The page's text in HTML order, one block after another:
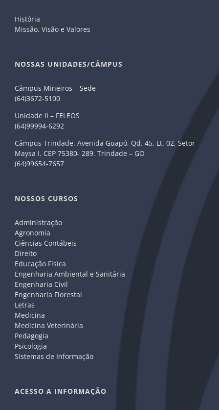
História
Missão, Visão e Valores
NOSSAS UNIDADES/CÂMPUS
Câmpus Mineiros – Sede
(64)3672-5100
Unidade II – FELEOS
(64)99994-6292
Câmpus Trindade. Avenida Guapó, Qd. 45, Lt. 02, Setor
Maysa I. CEP 75380- 289. Trindade – GO
(64)99654-7657
NOSSOS CURSOS
Administração
Agronomia
Ciências Contábeis
Direito
Educação Física
Engenharia Ambiental e Sanitária
Engenharia Civil
Engenharia Florestal
Letras
Medicina
Medicina Veterinária
Pedagogia
Psicologia
Sistemas de Informação
ACESSO A INFORMAÇÃO